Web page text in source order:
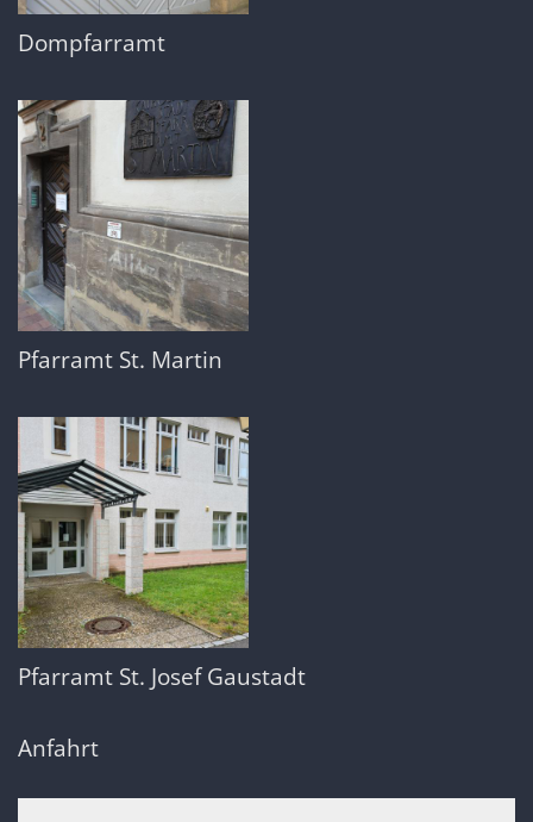
Dompfarramt
Pfarramt St. Martin
Pfarramt St. Josef Gaustadt
Anfahrt